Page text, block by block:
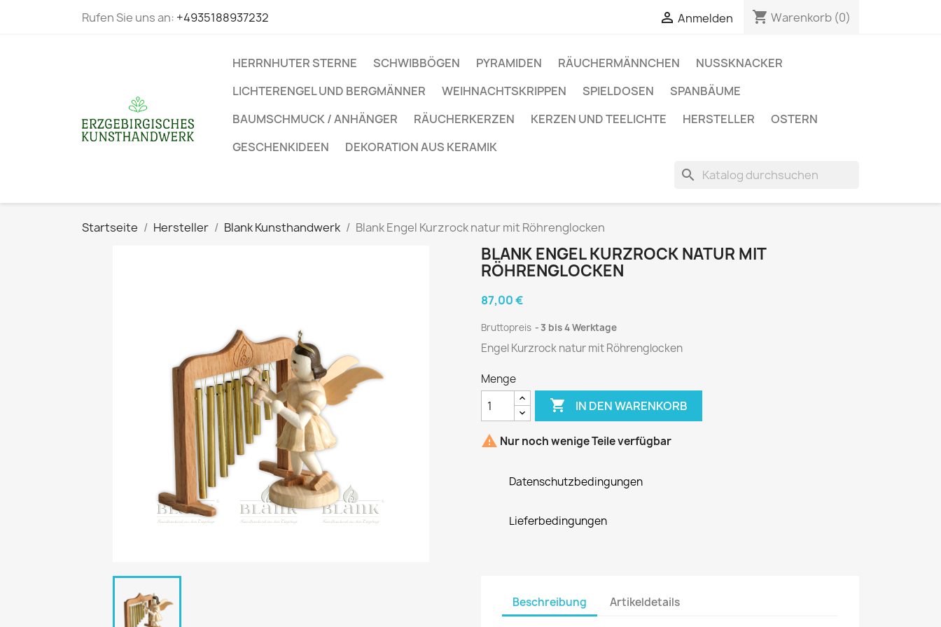
Rufen Sie uns an: +4935188937232  Anmelden shopping_cart Warenkorb (0)
HERRNHUTER STERNE SCHWIBBÖGEN PYRAMIDEN RÄUCHERMÄNNCHEN
NUSSKNACKER
LICHTERENGEL UND BERGMÄNNER
WEIHNACHTSKRIPPEN SPIELDOSEN
SPANBÄUME
BAUMSCHMUCK / ANHÄNGER
RÄUCHERKERZEN KERZEN UND TEELICHTE HERSTELLER
OSTERN
GESCHENKIDEEN
DEKORATION AUS KERAMIK
search
Startseite Hersteller Blank Kunsthandwerk Blank Engel Kurzrock natur mit Röhrenglocken
BLANK ENGEL KURZROCK NATUR MIT
RÖHRENGLOCKEN
87,00 €
Bruttopreis 3 bis 4 Werktage
Engel Kurzrock natur mit Röhrenglocken
Menge
 IN DEN WARENKORB
 Nur noch wenige Teile verfügbar
Datenschutzbedingungen
Lieferbedingungen
Beschreibung Artikeldetails